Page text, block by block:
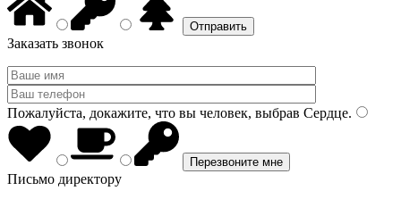
Заказать звонок
Пожалуйста, докажите, что вы человек, выбрав Сердце.
Письмо директору